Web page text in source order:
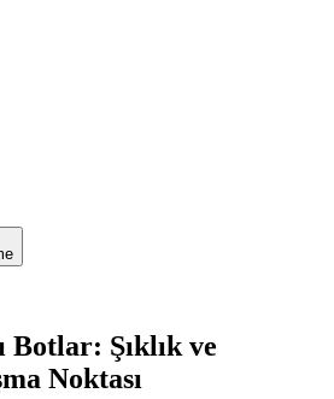
Şıklık ve
Noktası